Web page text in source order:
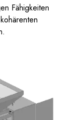
Fähigkeiten